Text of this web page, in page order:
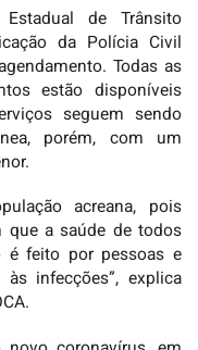
de Trânsito
da Polícia Civil
Todas as
estão disponíveis
seguem sendo
porém, com um
acreana, pois
a saúde de todos
é feito por pessoas e
infecções”, explica